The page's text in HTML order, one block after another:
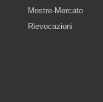
Mostre-Mercato
Rievocazioni